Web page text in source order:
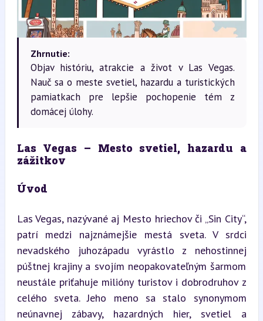
Zhrnutie:
Objav históriu, atrakcie a život v Las Vegas.
Nauč sa o meste svetiel, hazardu a turistických
pamiatkach pre lepšie pochopenie tém z
domácej úlohy.
Las Vegas – Mesto svetiel, hazardu a
zážitkov
Úvod
Las Vegas, nazývané aj Mesto hriechov či „Sin City“,
patrí medzi najznámejšie mestá sveta. V srdci
nevadského juhozápadu vyrástlo z nehostinnej
púštnej krajiny a svojím neopakovateľným šarmom
neustále priťahuje milióny turistov i dobrodruhov z
celého sveta. Jeho meno sa stalo synonymom
neúnavnej zábavy, hazardných hier, svetiel a